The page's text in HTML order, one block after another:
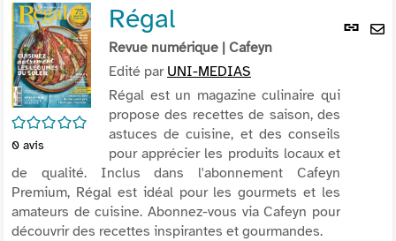
Lien
/5
0 avis
Régal
Revue numérique | Cafeyn
Edité par UNI-MEDIAS
Régal est un magazine culinaire qui
propose des recettes de saison, des
astuces de cuisine, et des conseils
pour apprécier les produits locaux et
de qualité. Inclus dans l'abonnement Cafeyn
Premium, Régal est idéal pour les gourmets et les
amateurs de cuisine. Abonnez-vous via Cafeyn pour
découvrir des recettes inspirantes et gourmandes.